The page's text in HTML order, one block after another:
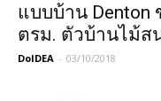
แบบบ้าน Denton
ตรม. ตัวบ้านไม้
DoIDEA - 03/10/2018